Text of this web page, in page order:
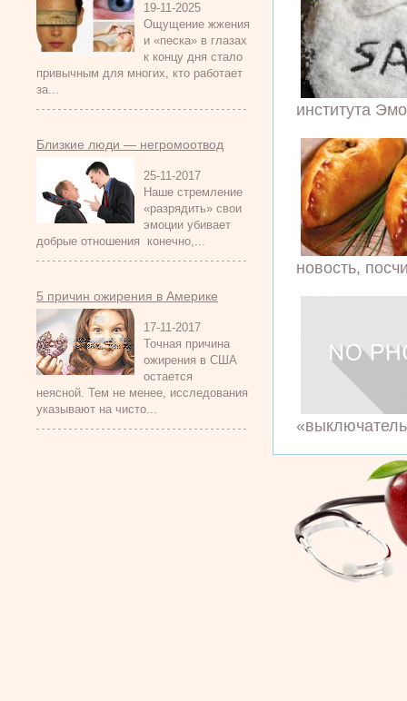
19-11-2025
Ощущение жжения
и «песка» в глазах
к концу дня стало
привычным для многих, кто работает
за...
Близкие люди — негромоотвод
25-11-2017
Наше стремление
«разрядить» свои
эмоции убивает
добрые отношения конечно,...
5 причин ожирения в Америке
17-11-2017
Точная причина
ожирения в США
остается
неясной. Тем не менее, исследования
указывают на чисто...
института
новость,